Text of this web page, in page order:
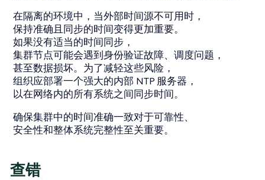
在隔离的环境中，当外部时间源不可用时，
保持准确且同步的时间变得更加重要。
如果没有适当的时间同步，
集群节点可能会遇到身份验证故障、调度问题，
甚至数据损坏。为了减轻这些风险，
组织应部署一个强大的内部 NTP 服务器，
以在网络内的所有系统之间同步时间。
确保集群中的时间准确一致对于可靠性、
安全性和整体系统完整性至关重要。
查错